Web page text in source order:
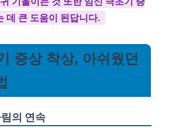
데 큰 도움이 된답니다.
증상 착상, 아쉬웠던
의 연속